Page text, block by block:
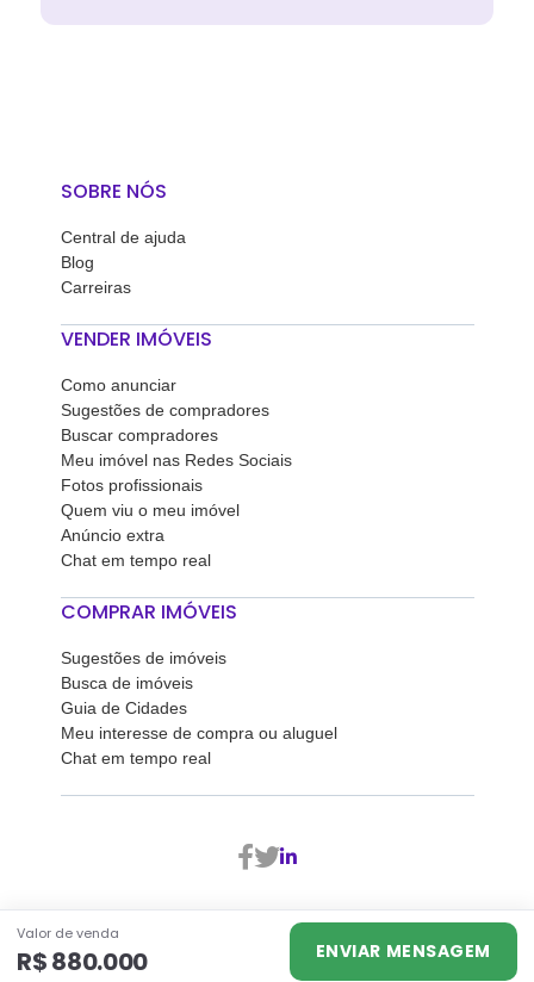
Valor de venda
R$ 880.000 ENVIAR MENSAGEM
SOBRE NÓS
Central de ajuda
Blog
Carreiras
VENDER IMÓVEIS
Como anunciar
Sugestões de compradores
Buscar compradores
Meu imóvel nas Redes Sociais
Fotos profissionais
Quem viu o meu imóvel
Anúncio extra
Chat em tempo real
COMPRAR IMÓVEIS
Sugestões de imóveis
Busca de imóveis
Guia de Cidades
Meu interesse de compra ou aluguel
Chat em tempo real
2026Proprietario Direto - Todos os direitos reservados
Politica de Privacidade ° Termos e condiçoes de uso